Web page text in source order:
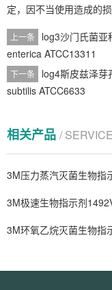
定，因不当使用造成的
上一条
log3沙门氏菌
enterica ATCC13311
下一条
log4斯皮兹泽
subtilis ATCC6633
相关产品 / SERVICE
3M压力蒸汽灭菌生物指
3M极速生物指示剂
3M环氧乙烷灭菌生物指